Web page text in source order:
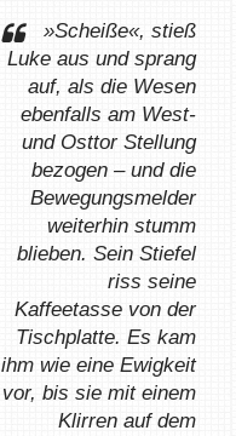
»Scheiße«, stieß
Luke aus und sprang
auf, als die Wesen
ebenfalls am West-
und Osttor Stellung
bezogen – und die
Bewegungsmelder
weiterhin stumm
blieben. Sein Stiefel
riss seine
Kaffeetasse von der
Tischplatte. Es kam
ihm wie eine Ewigkeit
vor, bis sie mit einem
Klirren auf dem